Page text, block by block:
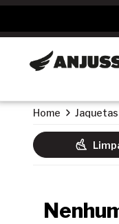
Home